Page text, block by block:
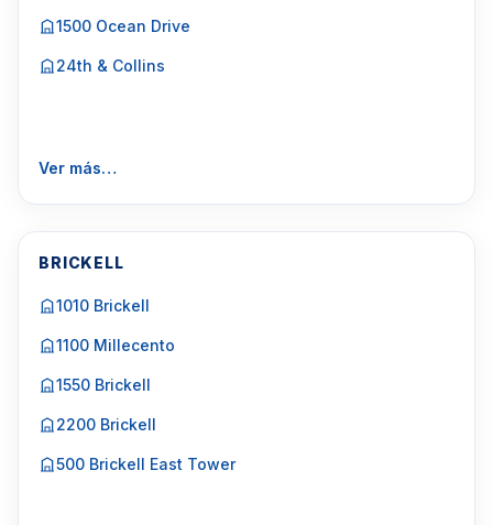
1500 Ocean Drive
24th & Collins
Ver más…
BRICKELL
1010 Brickell
1100 Millecento
1550 Brickell
2200 Brickell
500 Brickell East Tower